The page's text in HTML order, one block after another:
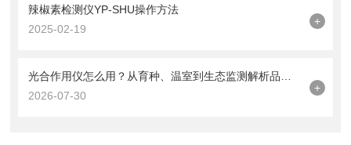
辣椒素检测仪YP-SHU操作方法
2025-02-19
+
光合作用仪怎么用？从育种、温室到生态监测解析品牌设备的应用方法
2026-07-30
+